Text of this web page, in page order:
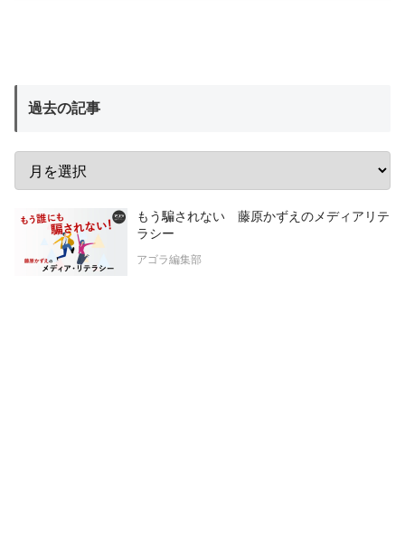
過去の記事
もう騙されない 藤原かずえのメディアリテ
ラシー
アゴラ編集部